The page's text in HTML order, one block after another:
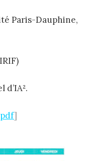
Paris-Dauphine,
pdf]